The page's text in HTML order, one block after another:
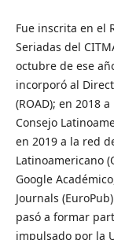
Fue inscrita en el
Seriadas del
octubre de ese
incorporó al
(ROAD); en 2018
Consejo
en 2019 a la red
Latinoamericano
Google
Journals
pasó a formar
impulsado por la